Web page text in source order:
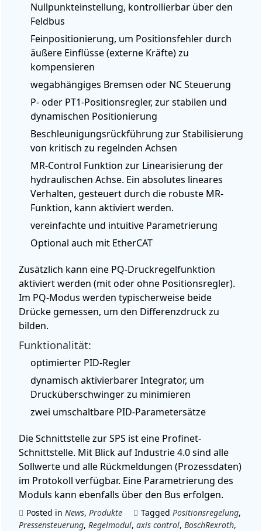
Nullpunkteinstellung, kontrollierbar über den
Feldbus
Feinpositionierung, um Positionsfehler durch
äußere Einflüsse (externe Kräfte) zu
kompensieren
wegabhängiges Bremsen oder NC Steuerung
P- oder PT1-Positionsregler, zur stabilen und
dynamischen Positionierung
Beschleunigungsrückführung zur Stabilisierung
von kritisch zu regelnden Achsen
MR-Control Funktion zur Linearisierung der
hydraulischen Achse. Ein absolutes lineares
Verhalten, gesteuert durch die robuste MR-
Funktion, kann aktiviert werden.
vereinfachte und intuitive Parametrierung
Optional auch mit EtherCAT
Zusätzlich kann eine PQ-Druckregelfunktion
aktiviert werden (mit oder ohne Positionsregler).
Im PQ-Modus werden typischerweise beide
Drücke gemessen, um den Differenzdruck zu
bilden.
Funktionalität:
optimierter PID-Regler
dynamisch aktivierbarer Integrator, um
Drucküberschwinger zu minimieren
zwei umschaltbare PID-Parametersätze
Die Schnittstelle zur SPS ist eine Profinet-
Schnittstelle. Mit Blick auf Industrie 4.0 sind alle
Sollwerte und alle Rückmeldungen (Prozessdaten)
im Protokoll verfügbar. Eine Parametrierung des
Moduls kann ebenfalls über den Bus erfolgen.
Posted in News, Produkte Tagged Positionsregelung,
Pressensteuerung, Regelmodul, axis control, BoschRexroth,